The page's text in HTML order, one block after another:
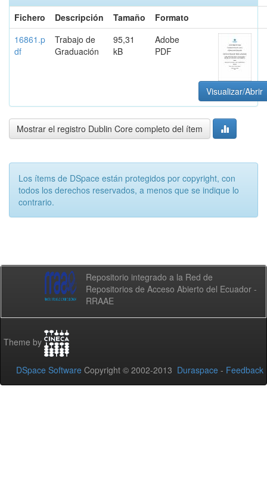
Fichero
Descripción Tamaño
Formato
16861.p
df
Trabajo de
Graduación
95,31
kB
Adobe
PDF
Visualizar/Abrir
Mostrar el registro Dublin Core completo del ítem
Los ítems de DSpace están protegidos por copyright, con
todos los derechos reservados, a menos que se indique lo
contrario.
Repositorio integrado a la Red de
Repositorios de Acceso Abierto del Ecuador -
RRAAE
Theme by
DSpace Software Copyright © 2002-2013 Duraspace - Feedback